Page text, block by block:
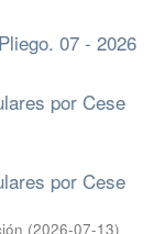
07 - 2026
por Cese
por Cese
(2026-07-13)